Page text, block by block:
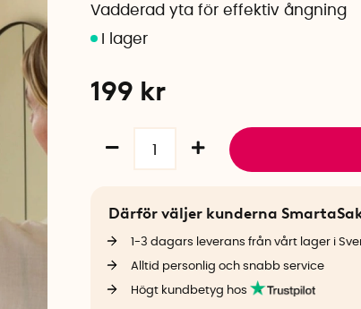
Vadderad yta för effektiv ångning
199 kr
Därför väljer kunderna
1-3 dagars leverans från vårt lager i
Alltid personlig och snabb service
Högt kundbetyg hos